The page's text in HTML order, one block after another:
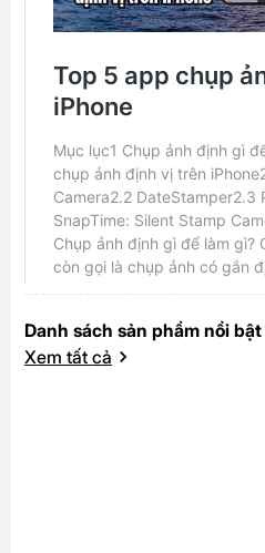
Danh sách sản phẩm nổi
Xem tất cả